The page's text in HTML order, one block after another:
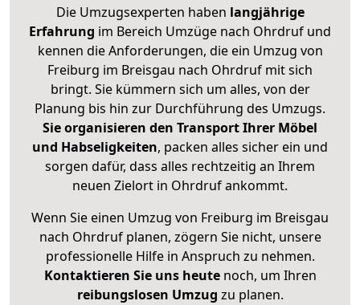
Die Umzugsexperten haben langjährige
Erfahrung im Bereich Umzüge nach Ohrdruf und
kennen die Anforderungen, die ein Umzug von
Freiburg im Breisgau nach Ohrdruf mit sich
bringt. Sie kümmern sich um alles, von der
Planung bis hin zur Durchführung des Umzugs.
Sie organisieren den Transport Ihrer Möbel
und Habseligkeiten, packen alles sicher ein und
sorgen dafür, dass alles rechtzeitig an Ihrem
neuen Zielort in Ohrdruf ankommt.
Wenn Sie einen Umzug von Freiburg im Breisgau
nach Ohrdruf planen, zögern Sie nicht, unsere
professionelle Hilfe in Anspruch zu nehmen.
Kontaktieren Sie uns heutenoch, um Ihren
reibungslosen Umzug zu planen.